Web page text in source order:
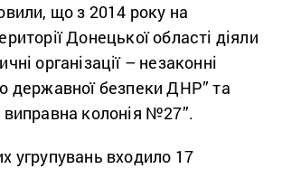
що з 2014 року на
Донецької області діяли
організації – незаконні
державної безпеки ДНР” та
виправна колонія №27”.
угрупувань входило 17